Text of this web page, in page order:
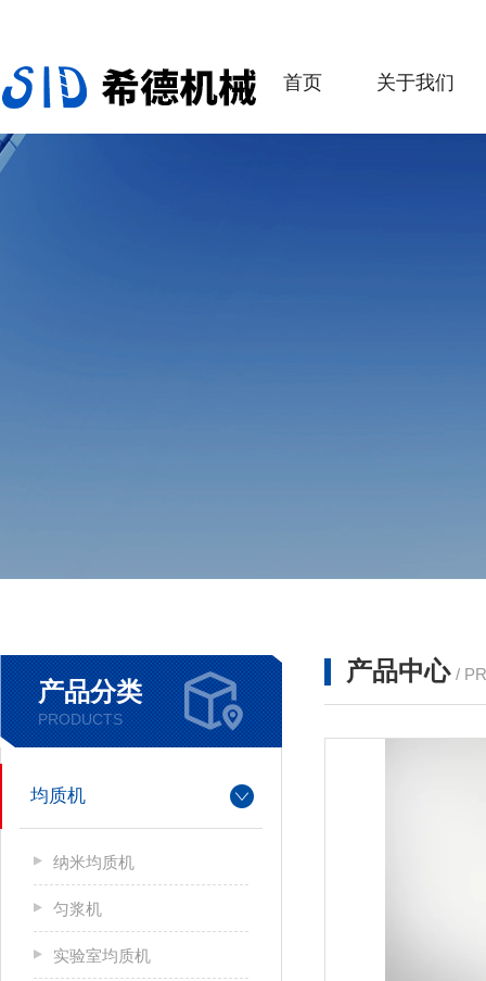
首页 关于我们
产品分类
PRODUCTS
均质机
纳米均质机
匀浆机
实验室均质机
产品中心 /